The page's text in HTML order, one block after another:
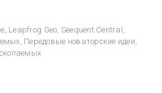
, Leapfrog Geo, Seequent Central ,
, Передовые новаторские идеи,